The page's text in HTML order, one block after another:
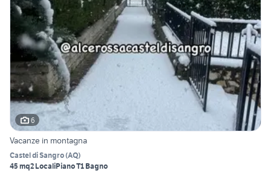
6
Vacanze in montagna
Castel di Sangro(AQ)
45 mq2 LocaliPiano T1 Bagno